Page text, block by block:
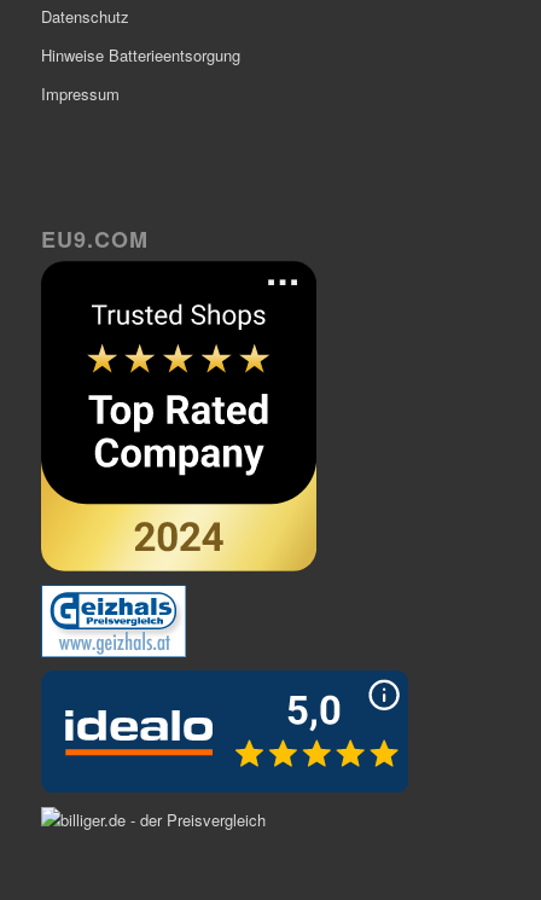
Datenschutz
Hinweise Batterieentsorgung
Impressum
EU9.COM